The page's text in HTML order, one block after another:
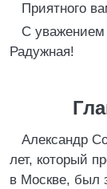
Приятного
С
Радужная!
Александр
лет, который
в Москве, был